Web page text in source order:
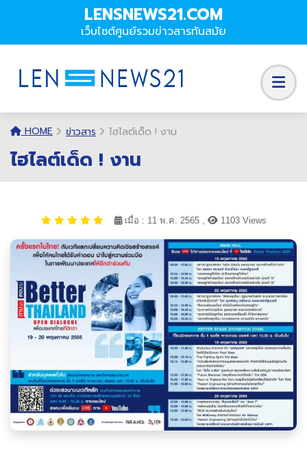
LENSNEWS21.COM
เว็บไซต์ศูนย์รวมข่าวสารทันสมัย
HOME ข่าวสาร ไฮไลต์เด็ด ! งาน
ไฮไลต์เด็ด ! งาน
เมื่อ : 11 พ.ค. 2565 , 1103 Views